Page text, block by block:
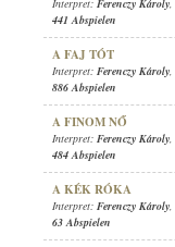
Interpret: Ferenczy Károly,
441 Abspielen
A FAJ TÓT
Interpret: Ferenczy Károly,
886 Abspielen
A FINOM NŐ
Interpret: Ferenczy Károly,
484 Abspielen
A KÉK RÓKA
Interpret: Ferenczy Károly,
63 Abspielen